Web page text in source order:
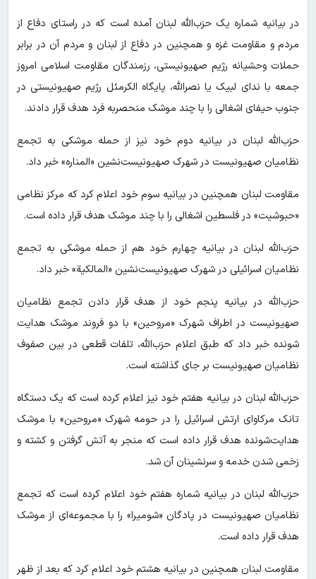
در بیانیه شماره یک حزب‌الله لبنان آمده است که در راستای دفاع از
مردم و مقاومت غزه و همچنین در دفاع از لبنان و مردم آن در برابر
حملات وحشیانه رژیم صهیونیستی، رزمندگان مقاومت اسلامی امروز
جمعه با ندای لبیک یا نصرالله، پایگاه الکرمئل رژیم صهیونیستی در
جنوب حیفای اشغالی را با چند موشک منحصربه فرد هدف قرار دادند.
حزب‌الله لبنان در بیانیه دوم خود نیز از حمله موشکی به تجمع
نظامیان صهیونیست در شهرک صهیونیست‌نشین «المناره» خبر داد.
مقاومت لبنان همچنین در بیانیه سوم خود اعلام کرد که مرکز نظامی
«حبوشیت» در فلسطین اشغالی را با چند موشک هدف قرار داده است.
حزب‌الله لبنان در بیانیه چهارم خود هم از حمله موشکی به تجمع
نظامیان اسرائیلی در شهرک صهیونیست‌نشین «المالکیة» خبر داد.
حزب‌الله در بیانیه پنجم خود از هدف قرار دادن تجمع نظامیان
صهیونیست در اطراف شهرک «مروحین» با دو فروند موشک هدایت
شونده خبر داد که طبق اعلام حزب‌الله، تلفات قطعی در بین صفوف
نظامیان صهیونیست بر جای گذاشته است.
حزب‌الله لبنان در بیانیه هفتم خود نیز اعلام کرده است که یک دستگاه
تانک مرکاوای ارتش اسرائیل را در حومه شهرک «مروحین» با موشک
هدایت‌شونده هدف قرار داده است که منجر به آتش گرفتن و کشته و
زخمی شدن خدمه و سرنشینان آن شد.
حزب‌الله لبنان در بیانیه شماره هفتم خود اعلام کرده است که تجمع
نظامیان صهیونیست در پادگان «شومیرا» را با مجموعه‌ای از موشک
هدف قرار داده است.
مقاومت لبنان همچنین در بیانیه هشتم خود اعلام کرد که بعد از ظهر